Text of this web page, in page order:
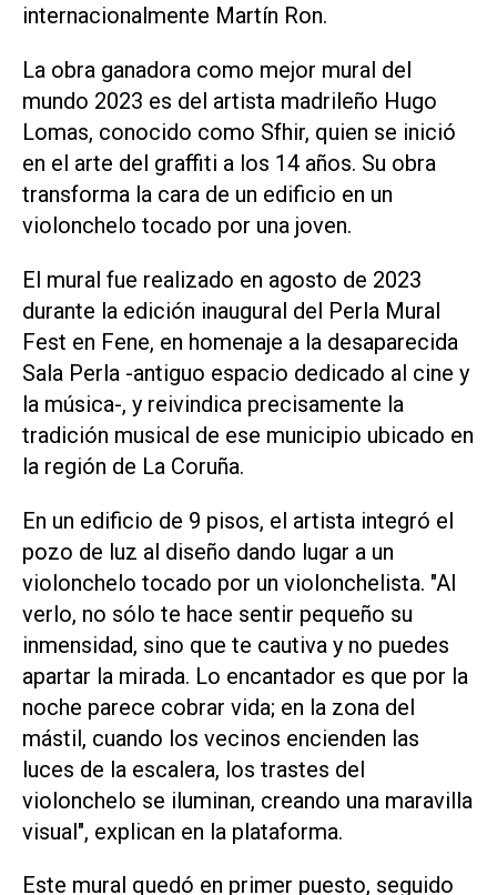
internacionalmente Martín Ron.
La obra ganadora como mejor mural del
mundo 2023 es del artista madrileño Hugo
Lomas, conocido como Sfhir, quien se inició
en el arte del graffiti a los 14 años. Su obra
transforma la cara de un edificio en un
violonchelo tocado por una joven.
El mural fue realizado en agosto de 2023
durante la edición inaugural del Perla Mural
Fest en Fene, en homenaje a la desaparecida
Sala Perla -antiguo espacio dedicado al cine y
la música-, y reivindica precisamente la
tradición musical de ese municipio ubicado en
la región de La Coruña.
En un edificio de 9 pisos, el artista integró el
pozo de luz al diseño dando lugar a un
violonchelo tocado por un violonchelista. "Al
verlo, no sólo te hace sentir pequeño su
inmensidad, sino que te cautiva y no puedes
apartar la mirada. Lo encantador es que por la
noche parece cobrar vida; en la zona del
mástil, cuando los vecinos encienden las
luces de la escalera, los trastes del
violonchelo se iluminan, creando una maravilla
visual", explican en la plataforma.
Este mural quedó en primer puesto, seguido